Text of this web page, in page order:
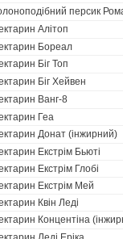
персик
Алітоп
Бореал
Біг Топ
Біг Хейвен
Ванг-8
Геа
Донат (інжирний)
Екстрім Бьюті
Екстрім Глобі
Екстрім Мей
Квін Леді
Концентіна